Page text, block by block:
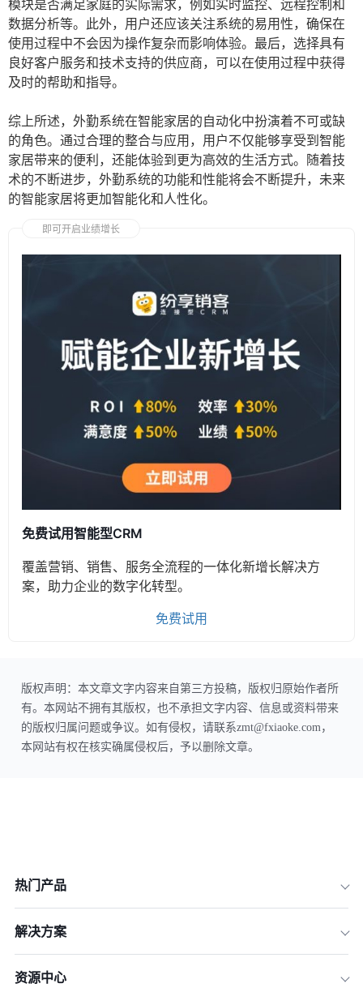
模块是否满足家庭的实际需求，例如实时监控、远程控制和
数据分析等。此外，用户还应该关注系统的易用性，确保在
使用过程中不会因为操作复杂而影响体验。最后，选择具有
良好客户服务和技术支持的供应商，可以在使用过程中获得
及时的帮助和指导。
综上所述，外勤系统在智能家居的自动化中扮演着不可或缺
的角色。通过合理的整合与应用，用户不仅能够享受到智能
家居带来的便利，还能体验到更为高效的生活方式。随着技
术的不断进步，外勤系统的功能和性能将会不断提升，未来
的智能家居将更加智能化和人性化。
即可开启业绩增长
免费试用智能型CRM
覆盖营销、销售、服务全流程的一体化新增长解决方
案，助力企业的数字化转型。
免费试用
版权声明：本文章文字内容来自第三方投稿，版权归原始作者所
有。本网站不拥有其版权，也不承担文字内容、信息或资料带来
的版权归属问题或争议。如有侵权，请联系zmt@fxiaoke.com，
本网站有权在核实确属侵权后，予以删除文章。
热门产品
解决方案
资源中心